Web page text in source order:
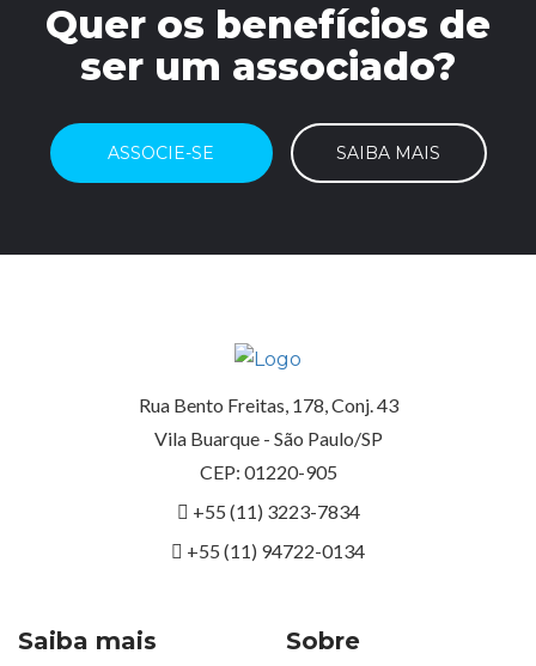
Quer os benefícios de
ser um associado?
ASSOCIE-SE SAIBA MAIS
Rua Bento Freitas, 178, Conj. 43
Vila Buarque - São Paulo/SP
CEP: 01220-905
+55 (11) 3223-7834
+55 (11) 94722-0134
Saiba mais Sobre